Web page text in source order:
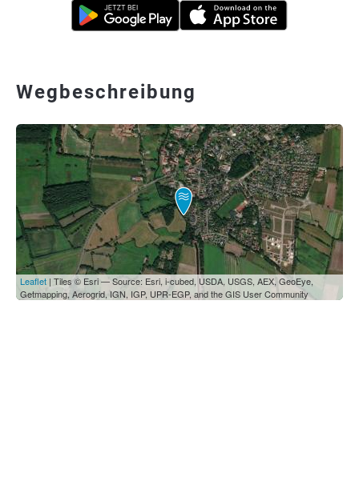
Wegbeschreibung
Leaflet | Tiles © Esri — Source: Esri, i-cubed, USDA, USGS, AEX, GeoEye,
Getmapping, Aerogrid, IGN, IGP, UPR-EGP, and the GIS User Community